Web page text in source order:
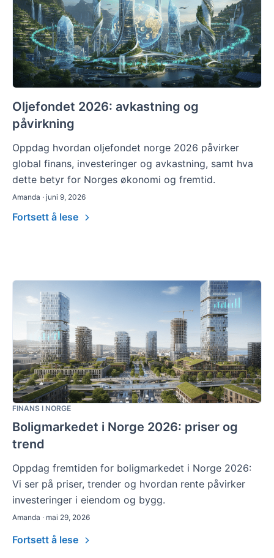
Oljefondet 2026: avkastning og
påvirkning
Oppdag hvordan oljefondet norge 2026 påvirker
global finans, investeringer og avkastning, samt hva
dette betyr for Norges økonomi og fremtid.
Amanda · juni 9, 2026
Fortsett å lese
FINANS I NORGE
Boligmarkedet i Norge 2026: priser og
trend
Oppdag fremtiden for boligmarkedet i Norge 2026:
Vi ser på priser, trender og hvordan rente påvirker
investeringer i eiendom og bygg.
Amanda · mai 29, 2026
Fortsett å lese